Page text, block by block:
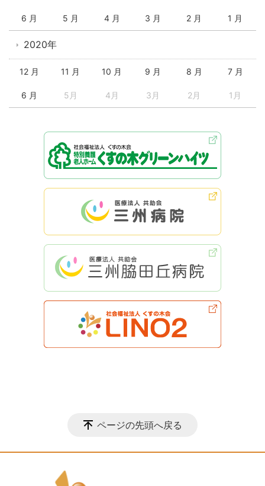
6 月 5 月 4 月 3 月 2 月 1 月
2020年
12 月 11 月 10 月 9 月 8 月 7 月
6 月 5月 4月 3月 2月 1月
ページの先頭へ戻る